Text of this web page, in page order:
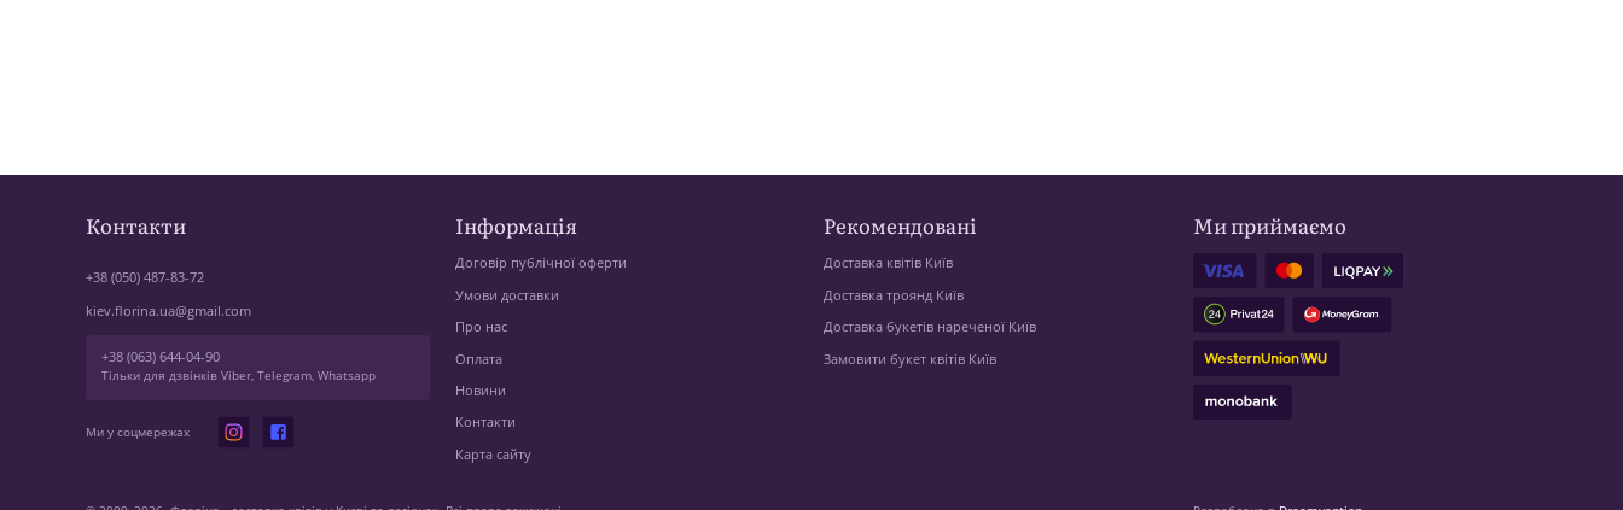
Контакти
+38 (050) 487-83-72
kiev.florina.ua@gmail.com
+38 (063) 644-04-90
Тільки для дзвінків Viber, Telegram, Whatsapp
Ми у соцмережах
Інформація
Договір публічної оферти
Умови доставки
Про нас
Оплата
Новини
Контакти
Карта сайту
Рекомендовані
Доставка квітів Київ
Доставка троянд Київ
Доставка букетів нареченої Київ
Замовити букет квітів Київ
Ми приймаємо